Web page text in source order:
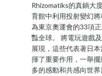
Rhizomatiks的真鍋大
育館中利用投射變幻
為東京奧運會的33項
豔全球。 將電玩遊戲
展現，這些代表著日
揮了重要作用，一舉
多的感動和共感向世界